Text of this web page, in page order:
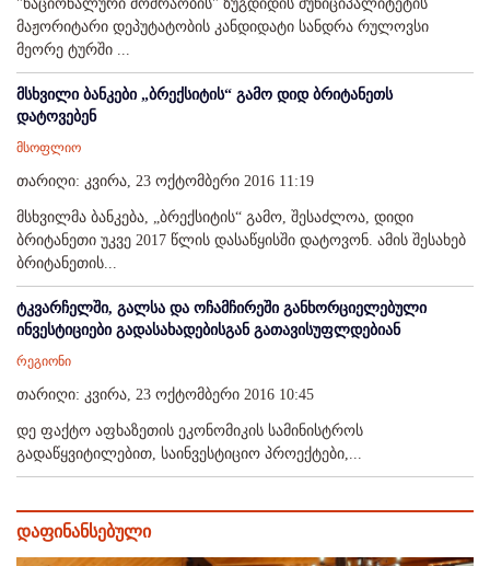
"ნაციონალური მოძრაობის" ზუგდიდის მუნიციპალიტეტის
მაჟორიტარი დეპუტატობის კანდიდატი სანდრა რულოვსი
მეორე ტურში ...
მსხვილი ბანკები „ბრექსიტის“ გამო დიდ ბრიტანეთს
დატოვებენ
მსოფლიო
თარიღი: კვირა, 23 ოქტომბერი 2016 11:19
მსხვილმა ბანკება, „ბრექსიტის“ გამო, შესაძლოა, დიდი
ბრიტანეთი უკვე 2017 წლის დასაწყისში დატოვონ. ამის შესახებ
ბრიტანეთის...
ტკვარჩელში, გალსა და ოჩამჩირეში განხორციელებული
ინვესტიციები გადასახადებისგან გათავისუფლდებიან
რეგიონი
თარიღი: კვირა, 23 ოქტომბერი 2016 10:45
დე ფაქტო აფხაზეთის ეკონომიკის სამინისტროს
გადაწყვიტილებით, საინვესტიციო პროექტები,...
დაფინანსებული